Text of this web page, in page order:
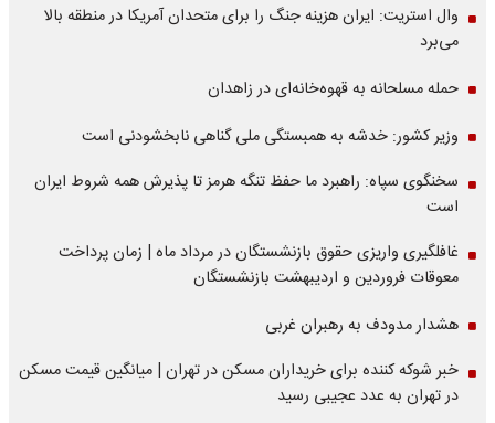
وال استریت: ایران هزینه جنگ را برای متحدان آمریکا در منطقه بالا
می‌برد
حمله مسلحانه به قهوه‌خانه‌ای در زاهدان
وزیر کشور: خدشه به همبستگی ملی گناهی نابخشودنی است
سخنگوی سپاه: راهبرد ما حفظ تنگه هرمز تا پذیرش همه شروط ایران
است
غافلگیری واریزی حقوق بازنشستگان در مرداد ماه | زمان پرداخت
معوقات فروردین و اردیبهشت بازنشستگان
هشدار مدودف به رهبران غربی
خبر شوکه کننده برای خریداران مسکن در تهران | میانگین قیمت مسکن
در تهران به عدد عجیبی رسید